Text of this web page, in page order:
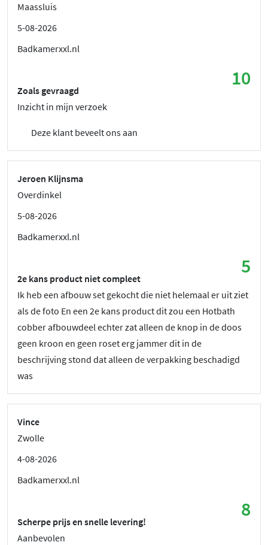
Maassluis
5-08-2026
Badkamerxxl.nl
10
Zoals gevraagd
Inzicht in mijn verzoek
Deze klant beveelt ons aan
Jeroen Klijnsma
Overdinkel
5-08-2026
Badkamerxxl.nl
5
2e kans product niet compleet
Ik heb een afbouw set gekocht die niet helemaal er uit ziet
als de foto En een 2e kans product dit zou een Hotbath
cobber afbouwdeel echter zat alleen de knop in de doos
geen kroon en geen roset erg jammer dit in de
beschrijving stond dat alleen de verpakking beschadigd
was
Vince
Zwolle
4-08-2026
Badkamerxxl.nl
8
Scherpe prijs en snelle levering!
Aanbevolen